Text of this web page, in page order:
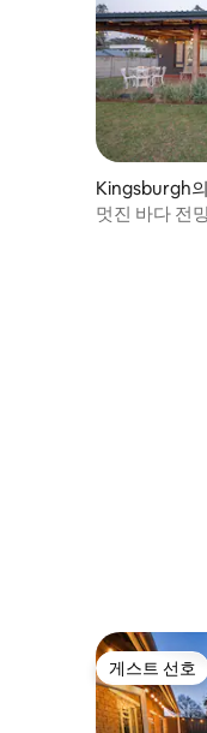
Kingsburgh
멋진 바다 전
게스트 선호
게스트 선호